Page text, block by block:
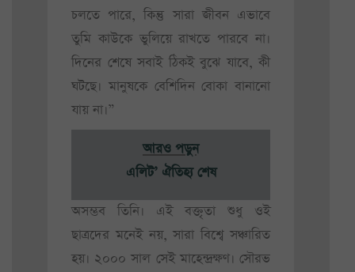
চলতে পারে, কিন্তু সারা জীবন এভাবে
তুমি কাউকে ভুলিয়ে রাখতে পারবে না।
দিনের শেষে সবাই ঠিকই বুঝে যাবে, কী
ঘটছে। মানুষকে বেশিদিন বোকা বানানো
যায় না।”
আরও পড়ুন
এলিট’ ঐতিহ্য শেষ
অসম্ভব তিনি। এই বক্তৃতা শুধু ওই
ছাত্রদের মনেই নয়, সারা বিশ্বে সঞ্চারিত
হয়। ২০০০ সাল সেই মাহেন্দ্রক্ষণ। সৌরভ